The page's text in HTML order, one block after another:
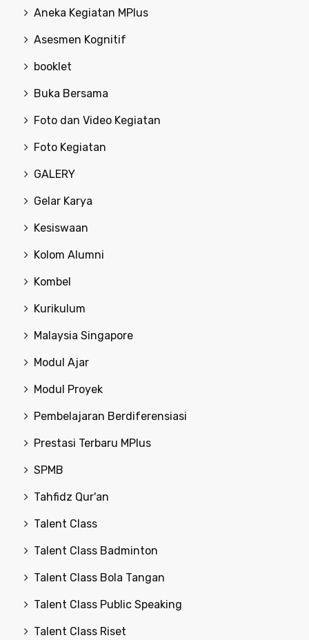
Aneka Kegiatan MPlus
Asesmen Kognitif
booklet
Buka Bersama
Foto dan Video Kegiatan
Foto Kegiatan
GALERY
Gelar Karya
Kesiswaan
Kolom Alumni
Kombel
Kurikulum
Malaysia Singapore
Modul Ajar
Modul Proyek
Pembelajaran Berdiferensiasi
Prestasi Terbaru MPlus
SPMB
Tahfidz Qur'an
Talent Class
Talent Class Badminton
Talent Class Bola Tangan
Talent Class Public Speaking
Talent Class Riset